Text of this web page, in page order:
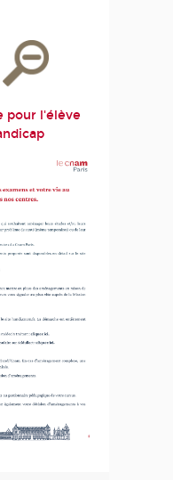
pour l'élève